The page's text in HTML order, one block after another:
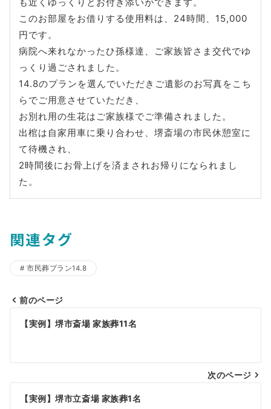
このお部屋をお借りする使用料は、24時間、15,000
円です。
病院へ来れなかったひ孫様達、ご家族皆さま交代でゆ
っくり過ごされました。
14.8のプランを選んでいただきご遺影のお写真をこち
らでご用意させていただき、
お別れ用の生花はご家族様でご準備されました。
出棺は自家用車に乗り合わせ、堺斎場の市民休憩室に
て待機され、
2時間後にお骨上げを済まされお帰りになられまし
た。
関連タグ
市民葬プラン14.8
ナ
ビ
前のページ
【実例】堺市斎場 家族葬11名
次のページ
【実例】堺市立斎場 家族葬1名